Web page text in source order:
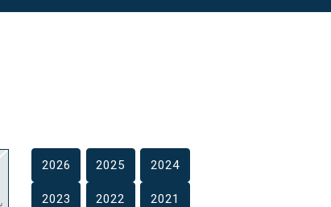
2026 2025 2024
2023 2022 2021